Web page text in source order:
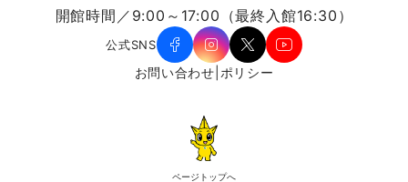
開館時間／9:00～17:00（最終入館16:30）
公式SNS
お問い合わせ ポリシー
ページトップへ